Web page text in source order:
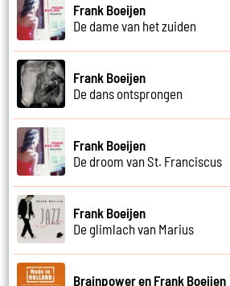
Frank Boeijen
De dame van het zuiden
Frank Boeijen
De dans ontsprongen
Frank Boeijen
De droom van St. Franciscus
Frank Boeijen
De glimlach van Marius
Brainpower en Frank Boeijen